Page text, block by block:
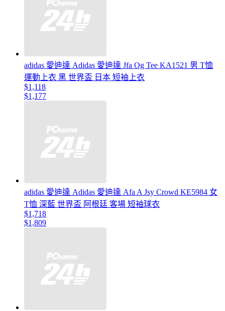
adidas 愛迪達 Adidas 愛迪達 Jfa Og Tee KA1521 男 T恤
運動上衣 黑 世界盃 日本 短袖上衣
$1,118
$1,177
adidas 愛迪達 Adidas 愛迪達 Afa A Jsy Crowd KE5984 女
T恤 深藍 世界盃 阿根廷 客場 短袖球衣
$1,718
$1,809